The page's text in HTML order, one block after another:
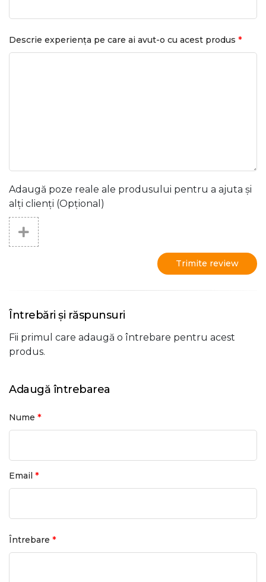
Descrie experiența pe care ai avut-o cu acest produs *
Adaugă poze reale ale produsului pentru a ajuta și
alți clienți (Opțional)
Trimite review
Întrebări și răspunsuri
Fii primul care adaugă o întrebare pentru acest
produs.
Adaugă întrebarea
Nume *
Email *
Întrebare *